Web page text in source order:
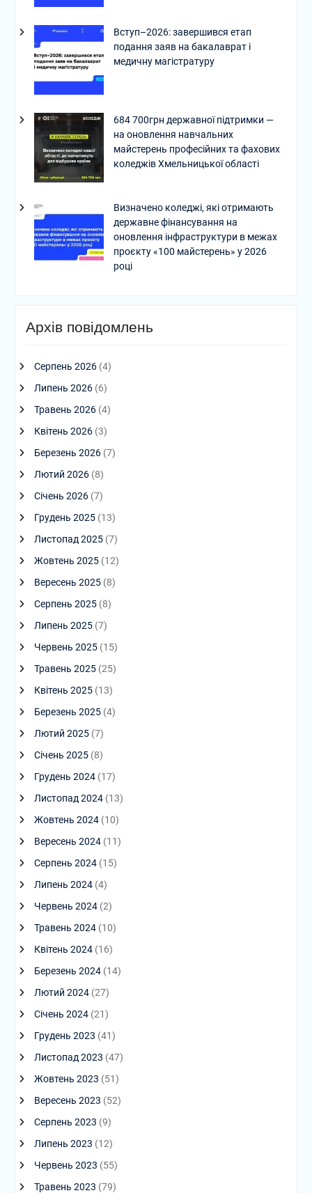
Вступ–2026: завершився етап
подання заяв на бакалаврат і
медичну магістратуру
684 700грн державної підтримки —
на оновлення навчальних
майстерень професійних та фахових
коледжів Хмельницької області
Визначено коледжі, які отримають
державне фінансування на
оновлення інфраструктури в межах
проєкту «100 майстерень» у 2026
році
Архів повідомлень
Серпень 2026(4)
Липень 2026(6)
Травень 2026(4)
Квітень 2026(3)
Березень 2026(7)
Лютий 2026(8)
Січень 2026(7)
Грудень 2025(13)
Листопад 2025(7)
Жовтень 2025(12)
Вересень 2025(8)
Серпень 2025(8)
Липень 2025(7)
Червень 2025(15)
Травень 2025(25)
Квітень 2025(13)
Березень 2025(4)
Лютий 2025(7)
Січень 2025(8)
Грудень 2024(17)
Листопад 2024(13)
Жовтень 2024(10)
Вересень 2024(11)
Серпень 2024(15)
Липень 2024(4)
Червень 2024(2)
Травень 2024(10)
Квітень 2024(16)
Березень 2024(14)
Лютий 2024(27)
Січень 2024(21)
Грудень 2023 (41)
Листопад 2023 (47)
Жовтень 2023 (51)
Вересень 2023 (52)
Серпень 2023 (9)
Липень 2023 (12)
Червень 2023 (55)
Травень 2023 (79)